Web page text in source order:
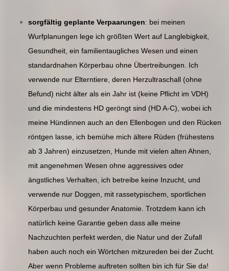
sorgfältig geplante Verpaarungen: bei meinen
Wurfplanungen lege ich größten Wert auf Langlebigkeit,
Gesundheit, ein familientaugliches Wesen und einen
standardnahen Körperbau ohne Übertreibungen. Ich
verwende nur Elterntiere, deren Herzultraschall (ohne
Befund) nicht älter als ein Jahr ist (keine Pflicht im VDH)
und die mindestens HD geröngt sind (HD A-C), wobei ich
meine Hündinnen auch an den Ellenbogen und den Rücken
röntgen lasse, ich bemühe mich ältere Rüden (frühestens
ab 3 Jahren) einzusetzen, Hunde mit vielen alten Ahnen,
mit angenehmen Wesen ohne aggressives oder
ängstliches Verhalten, ich betreibe keine Inzucht, und
verwende nur Doggen, mit rassetypischem, sportlichen
Körperbau und gesunder Anatomie. Trotzdem kann ich
natürlich keine Garantie geben dass alle meine
Nachzuchten perfekt werden, die Natur und der Zufall
haben auch noch ein Wörtchen mitzureden bei der Zucht.
Aber wenn Probleme auftreten sollten bin ich für Sie da!